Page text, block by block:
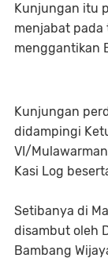
Kunjungan itu
menjabat pada
menggantikan
Kunjungan
didampingi
VI/
Kasi Log
Setibanya di
disambut oleh
Bambang